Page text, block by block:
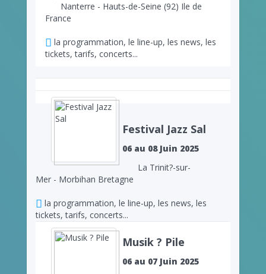
Nanterre - Hauts-de-Seine (92) Ile de
France
la programmation, le line-up, les news, les
tickets, tarifs, concerts...
Festival Jazz Sal
06 au 08 Juin 2025
La Trinit?-sur-
Mer - Morbihan Bretagne
la programmation, le line-up, les news, les
tickets, tarifs, concerts...
Musik ? Pile
06 au 07 Juin 2025